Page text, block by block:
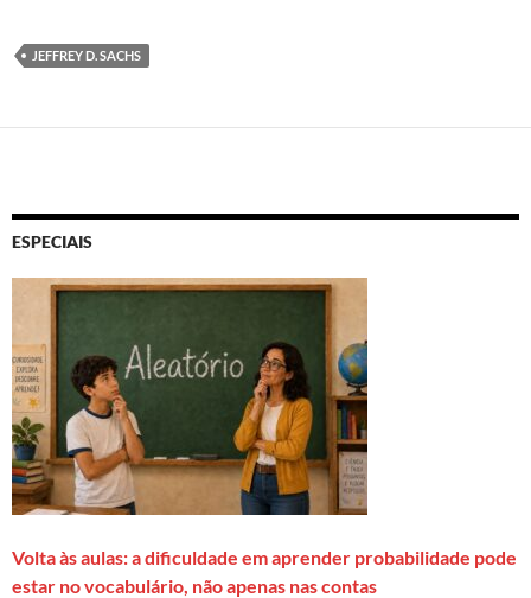
JEFFREY D. SACHS
ESPECIAIS
Volta às aulas: a dificuldade em aprender probabilidade pode
estar no vocabulário, não apenas nas contas